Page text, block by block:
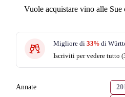
Vuole acquistare vino alle Sue
Migliore di 33% di
Iscriviti per vedere tutto
Annate